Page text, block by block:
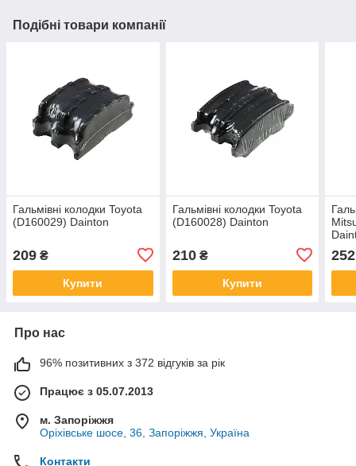
Подібні товари компанії
Гальмівні колодки Toyota
(D160029) Dainton
209 ₴
Купити
Гальмівні колодки Toyota
(D160028) Dainton
210₴
Купити
252
Про нас
96% позитивних з 372 відгуків за рік
Працює з 05.07.2013
м. Запоріжжя
Оріхівське шосе, 36, Запоріжжя, Україна
Контакти